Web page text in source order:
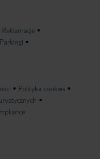
Reklamacje
Parkingi
Polityka cookies